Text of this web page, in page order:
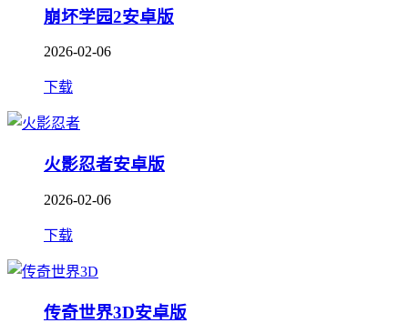
崩坏学园2安卓版
2026-02-06
下载
火影忍者安卓版
2026-02-06
下载
传奇世界3D安卓版